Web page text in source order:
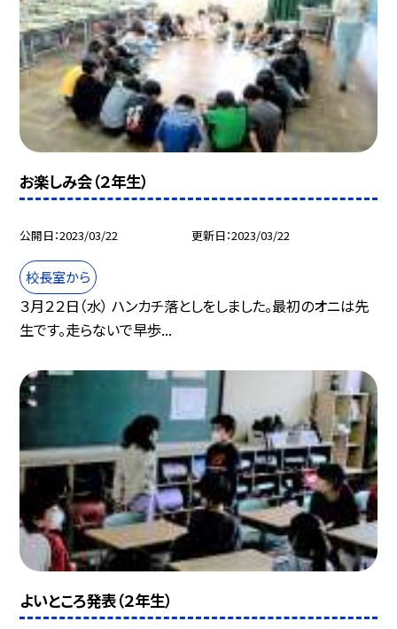
お楽しみ会（２年生）
公開日 2023/03/22 更新日 2023/03/22
校長室から
３月２２日（水） ハンカチ落としをしました。最初のオニは先
生です。走らないで早歩...
よいところ発表（２年生）